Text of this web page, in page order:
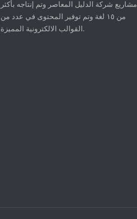
مشاريع شركة الدليل المعاصر وتم إنتاجه بأكثر
من ١٥ لغة وتم توفير المحتوى في عدد من
القوالب الالكترونية المميزة.